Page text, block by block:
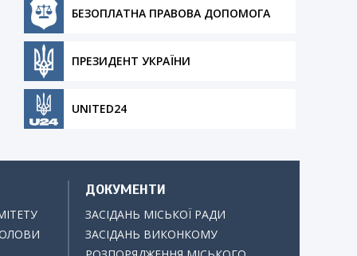
БЕЗОПЛАТНА ПРАВОВА ДОПОМОГА
ПРЕЗИДЕНТ УКРАЇНИ
UNITED24
ДОКУМЕНТИ
ЗАСІДАНЬ МІСЬКОЇ РАДИ
ЗАСІДАНЬ ВИКОНКОМУ